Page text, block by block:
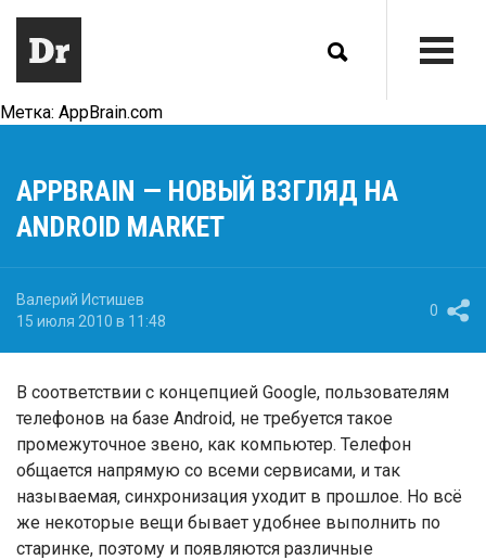
Метка: AppBrain.com
APPBRAIN — НОВЫЙ ВЗГЛЯД НА
ANDROID MARKET
Валерий Истишев
15 июля 2010 в 11:48
0
В соответствии с концепцией Google, пользователям
телефонов на базе Android, не требуется такое
промежуточное звено, как компьютер. Телефон
общается напрямую со всеми сервисами, и так
называемая, синхронизация уходит в прошлое. Но всё
же некоторые вещи бывает удобнее выполнить по
старинке, поэтому и появляются различные